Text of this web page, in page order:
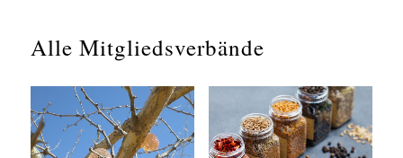
Alle Mitgliedsverbände